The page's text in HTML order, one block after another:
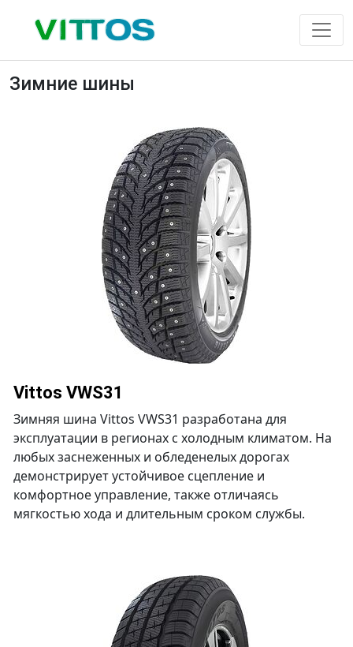
Зимние шины
Vittos VWS31
Зимняя шина Vittos VWS31 разработана для
эксплуатации в регионах с холодным климатом. На
любых заснеженных и обледенелых дорогах
демонстрирует устойчивое сцепление и
комфортное управление, также отличаясь
мягкостью хода и длительным сроком службы.